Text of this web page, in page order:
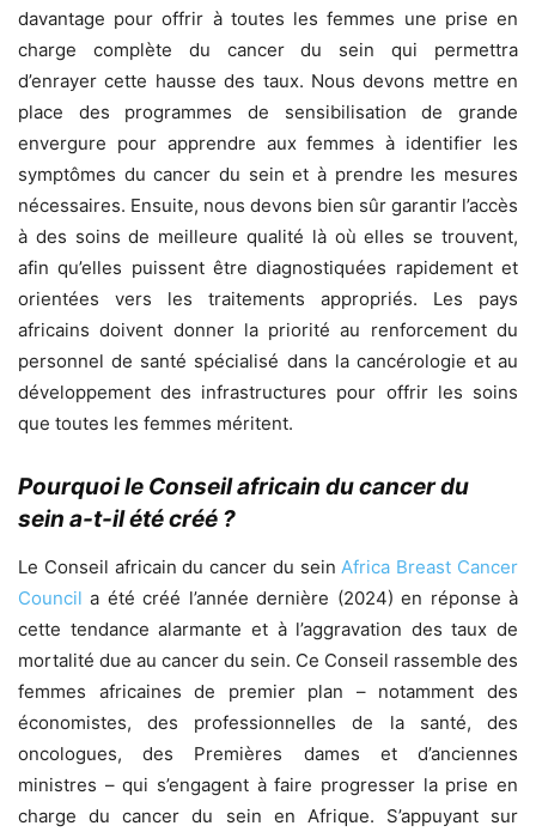
davantage pour offrir à toutes les femmes une prise en
charge complète du cancer du sein qui permettra
d’enrayer cette hausse des taux. Nous devons mettre en
place des programmes de sensibilisation de grande
envergure pour apprendre aux femmes à identifier les
symptômes du cancer du sein et à prendre les mesures
nécessaires. Ensuite, nous devons bien sûr garantir l’accès
à des soins de meilleure qualité là où elles se trouvent,
afin qu’elles puissent être diagnostiquées rapidement et
orientées vers les traitements appropriés. Les pays
africains doivent donner la priorité au renforcement du
personnel de santé spécialisé dans la cancérologie et au
développement des infrastructures pour offrir les soins
que toutes les femmes méritent.
Pourquoi le Conseil africain du cancer du
sein a-t-il été créé ?
Le Conseil africain du cancer du seinAfrica Breast Cancer
Council a été créé l’année dernière (2024) en réponse à
cette tendance alarmante et à l’aggravation des taux de
mortalité due au cancer du sein. Ce Conseil rassemble des
femmes africaines de premier plan – notamment des
économistes, des professionnelles de la santé, des
oncologues, des Premières dames et d’anciennes
ministres – qui s’engagent à faire progresser la prise en
charge du cancer du sein en Afrique. S’appuyant sur